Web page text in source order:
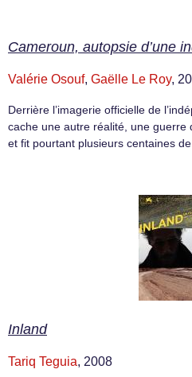
Cameroun, autopsie d’une
Valérie Osouf, Gaëlle Le Roy,
Derrière l’imagerie officielle de
cache une autre réalité, une guerre
et fit pourtant plusieurs centaines
Inland
Tariq Teguia, 2008